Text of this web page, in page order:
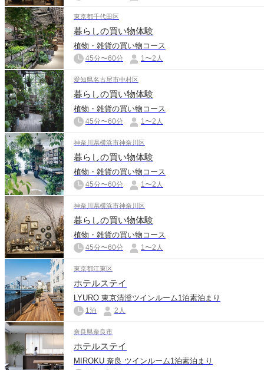
東京都千代田区
暮らしの買い物体験
植物・雑貨の買い物コース
45分〜60分 1〜2人
愛知県名古屋市中村区
暮らしの買い物体験
植物・雑貨の買い物コース
45分〜60分 1〜2人
神奈川県横浜市神奈川区
暮らしの買い物体験
植物・雑貨の買い物コース
45分〜60分 1〜2人
神奈川県横浜市神奈川区
暮らしの買い物体験
植物・雑貨の買い物コース
45分〜60分 1〜2人
東京都江東区
ホテルステイ
LYURO 東京清澄ツインルーム1泊素泊まり
1泊 2人
奈良県奈良市
ホテルステイ
MIROKU 奈良 ツインルーム1泊素泊まり